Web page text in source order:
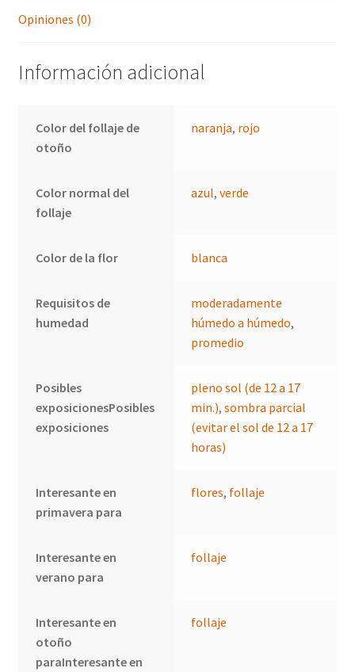
Opiniones (0)
Información adicional
Color del follaje de
otoño
naranja, rojo
Color normal del
follaje
azul,verde
Color de la flor blanca
Requisitos de
humedad
moderadamente
húmedo a húmedo,
promedio
Posibles
exposicionesPosibles
exposiciones
pleno sol (de 12 a 17
min.),sombra parcial
(evitar el sol de 12 a 17
horas)
Interesante en
primavera para
flores, follaje
Interesante en
verano para
follaje
Interesante en
otoño
paraInteresante en
follaje